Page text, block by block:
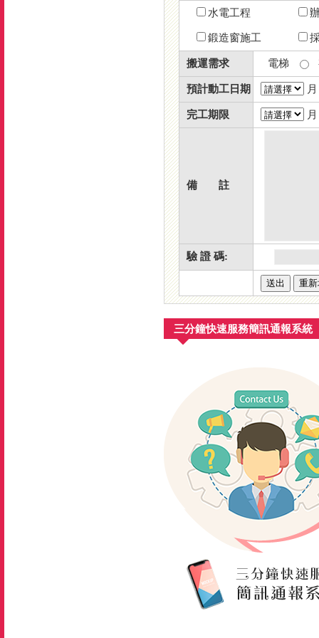
水電工程
鍛造窗施工
搬運需求 電梯
預計動工日期
完工期限
備 註
驗 證 碼:
三分鐘快速服務簡訊通報系統